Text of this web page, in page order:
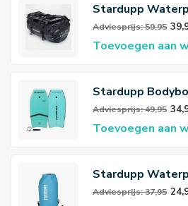
Stardupp
Bag Black
Adviesprijs: 59,95
Toevoegen aan
Stardupp
Adviesprijs: 49,95
Toevoegen aan
Stardupp
Aqua 40L
Adviesprijs: 37,95